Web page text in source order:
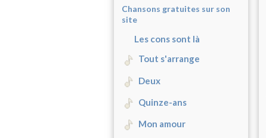
Chansons gratuites sur son
site
Les cons sont là
Tout s'arrange
Deux
Quinze-ans
Mon amour